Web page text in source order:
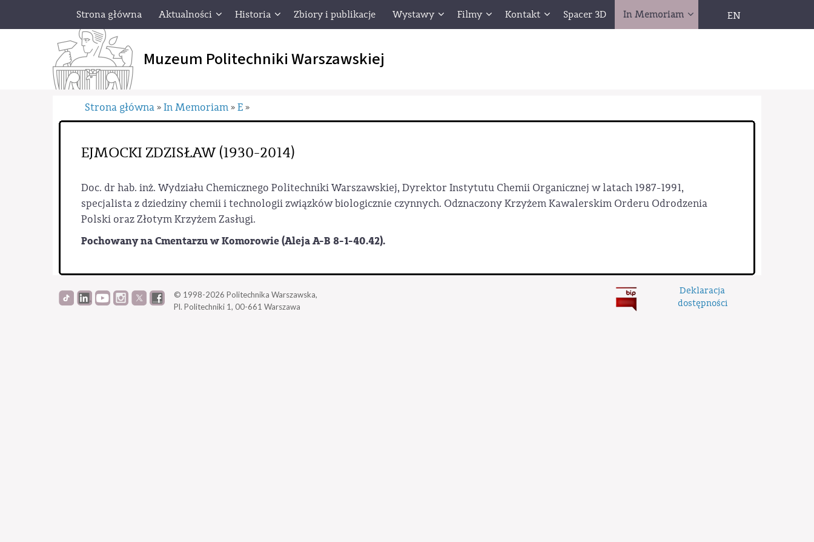
Strona główna Aktualności Historia Zbiory i publikacje Wystawy Filmy Kontakt Spacer 3D In Memoriam EN
Muzeum Politechniki Warszawskiej
Strona główna » In Memoriam » E »
EJMOCKI ZDZISŁAW (1930-2014)
Doc. dr hab. inż. Wydziału Chemicznego Politechniki Warszawskiej, Dyrektor Instytutu Chemii Organicznej w latach 1987-1991,
specjalista z dziedziny chemii i technologii związków biologicznie czynnych. Odznaczony Krzyżem Kawalerskim Orderu Odrodzenia
Polski oraz Złotym Krzyżem Zasługi.
Pochowany na Cmentarzu w Komorowie (Aleja A-B 8-1-40.42).
© 1998-2026 Politechnika Warszawska,
Pl. Politechniki 1, 00-661 Warszawa
Deklaracja
dostępności